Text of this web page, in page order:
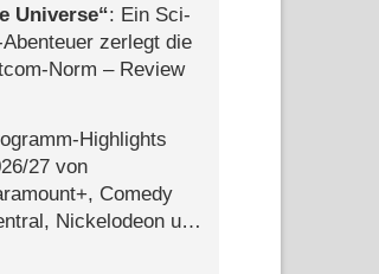
Universe : Ein Sci-
Abenteuer zerlegt die
Norm – Review
Highlights
​27 von
Comedy
Nickelodeon und